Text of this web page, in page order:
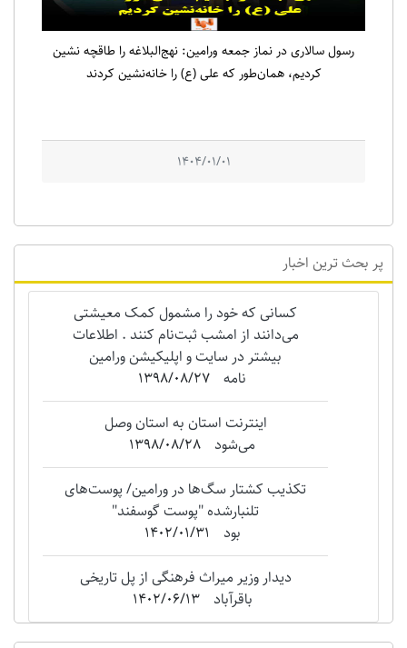
رسول سالاری در نماز جمعه ورامین: نهج‌البلاغه را طاقچه نشین
کردیم، همان‌طور که علی (ع) را خانه‌نشین کردند
1404/01/01
پر بحث ترین اخبار
کسانی که خود را مشمول کمک معیشتی
می‌دانند از امشب ثبت‌نام کنند . اطلاعات
بیشتر در سایت و اپلیکیشن ورامین
نامه 1398/08/27
اینترنت استان به استان وصل
می‌شود
1398/08/28
تکذیب کشتار سگ‌ها در ورامین/ پوست‌های
تلنبارشده "‌پوست گوسفند"
بود
1402/01/31
دیدار وزیر میراث فرهنگی از پل تاریخی
باقرآباد
1402/06/13